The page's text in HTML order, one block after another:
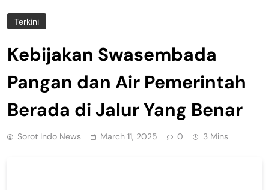
Terkini
Kebijakan Swasembada
Pangan dan Air Pemerintah
Berada di Jalur Yang Benar
Sorot Indo News March 11, 2025 0 3 Mins